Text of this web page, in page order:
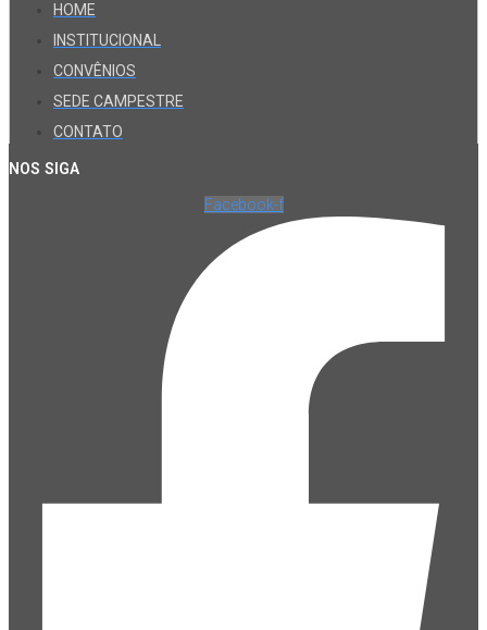
HOME
INSTITUCIONAL
CONVÊNIOS
SEDE CAMPESTRE
CONTATO
NOS SIGA
Facebook-f